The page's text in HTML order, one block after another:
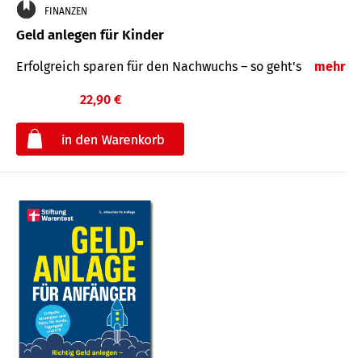
FINANZEN
Geld anlegen für Kinder
Erfolgreich sparen für den Nachwuchs – so geht's mehr
22,90 €